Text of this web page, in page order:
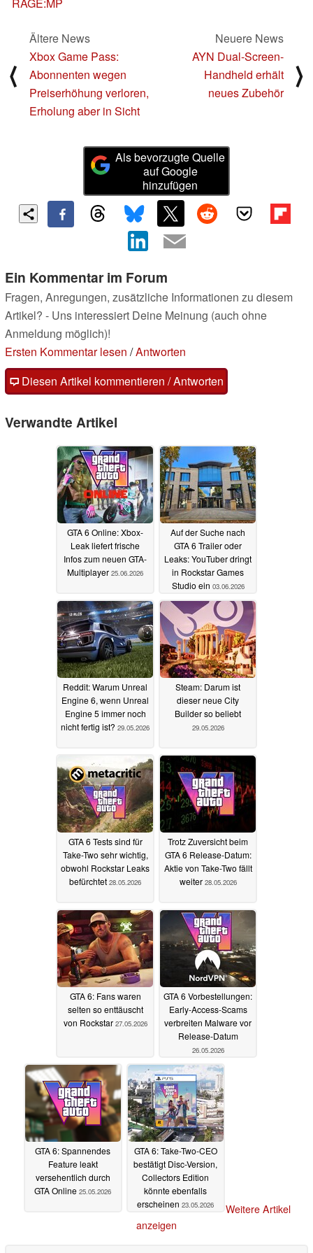
RAGE:MP
⟨
Ältere News
Xbox Game Pass:
Abonnenten wegen
Preiserhöhung verloren,
Erholung aber in Sicht
Neuere News
AYN Dual-Screen-
Handheld erhält
neues Zubehör
⟩
Als bevorzugte Quelle
auf Google
hinzufügen
Ein Kommentar im Forum
Fragen, Anregungen, zusätzliche Informationen zu diesem
Artikel? - Uns interessiert Deine Meinung (auch ohne
Anmeldung möglich)!
Ersten Kommentar lesen /Antworten
Diesen Artikel kommentieren / Antworten
Verwandte Artikel
GTA 6 Online: Xbox-
Leak liefert frische
Infos zum neuen GTA-
Multiplayer 25.06.2026
Auf der Suche nach
GTA 6 Trailer oder
Leaks: YouTuber dringt
in Rockstar Games
Studio ein 03.06.2026
Reddit: Warum Unreal
Engine 6, wenn Unreal
Engine 5 immer noch
nicht fertig ist? 29.05.2026
Steam: Darum ist
dieser neue City
Builder so beliebt
29.05.2026
GTA 6 Tests sind für
Take-Two sehr wichtig,
obwohl Rockstar Leaks
befürchtet 28.05.2026
Trotz Zuversicht beim
GTA 6 Release-Datum:
Aktie von Take-Two fällt
weiter 28.05.2026
GTA 6: Fans waren
selten so enttäuscht
von Rockstar 27.05.2026
GTA 6 Vorbestellungen:
Early-Access-Scams
verbreiten Malware vor
Release-Datum
26.05.2026
GTA 6: Spannendes
Feature leakt
versehentlich durch
GTA Online 25.05.2026
GTA 6: Take-Two-CEO
bestätigt Disc-Version,
Collectors Edition
könnte ebenfalls
erscheinen 23.05.2026
Weitere Artikel
anzeigen